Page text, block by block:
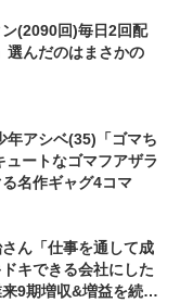
ン(2090回)毎日2回配
選んだのはまさかの
年アシベ(35)「ゴマち
ートなゴマフアザラ
名作ギャグ4コマ
ん「仕事を通して成
キできる会社にした
9期増収&増益を続け